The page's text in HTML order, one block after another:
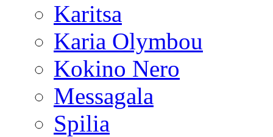
Karitsa
Karia Olymbou
Kokino Nero
Messagala
Spilia